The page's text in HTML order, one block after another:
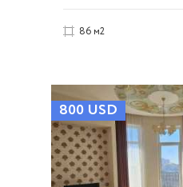
86 м2
800 USD